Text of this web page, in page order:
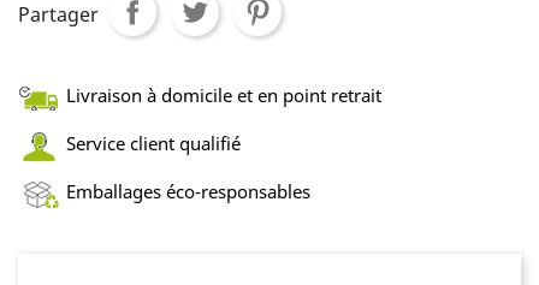
Partager
Livraison à domicile et en point retrait
Service client qualifié
Emballages éco-responsables